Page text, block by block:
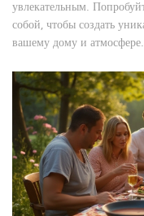
увлекательным.
собой, чтобы создать
вашему дому и атмосфере.